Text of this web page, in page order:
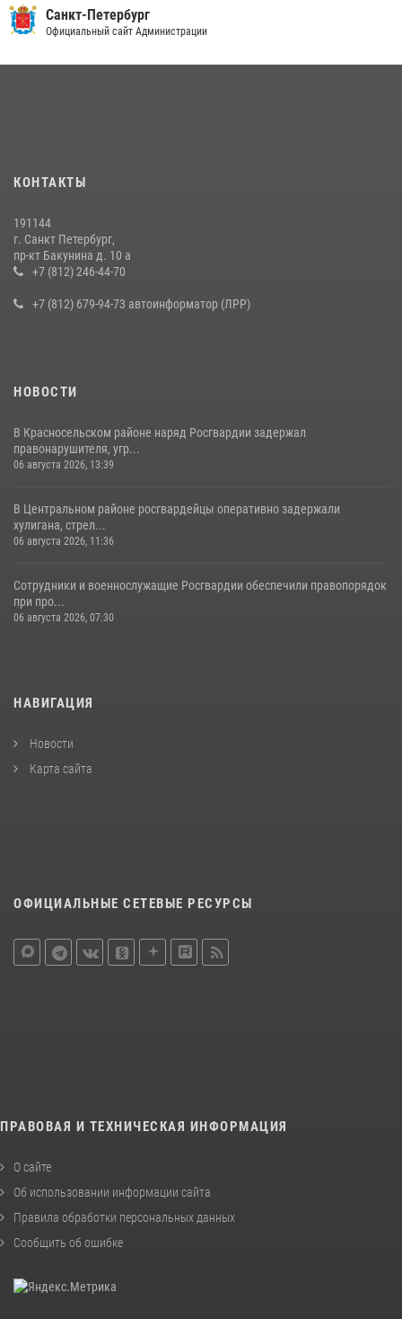
В Красногвардейском районе росгвардейцы задержали хулигана,
угрожавшего мужчине пневматическим пистолетом
на III Международном петербургском цифровом форуме
В Ленобласти сотрудники Росгвардии провели встречу с
воспитанниками детского клуба «Умные каникулы»
Санкт-Петербург
Официальный сайт Администрации
КОНТАКТЫ
191144
г. Санкт Петербург,
пр-кт Бакунина д. 10 а
+7 (812) 246-44-70
+7 (812) 679-94-73 автоинформатор (ЛРР)
НОВОСТИ
В Красносельском районе наряд Росгвардии задержал
правонарушителя, угр...
06 августа 2026, 13:39
В Центральном районе росгвардейцы оперативно задержали
хулигана, стрел...
06 августа 2026, 11:36
Сотрудники и военнослужащие Росгвардии обеспечили правопорядок
при про...
06 августа 2026, 07:30
НАВИГАЦИЯ
Новости
Карта сайта
ОФИЦИАЛЬНЫЕ СЕТЕВЫЕ РЕСУРСЫ
ПРАВОВАЯ И ТЕХНИЧЕСКАЯ ИНФОРМАЦИЯ
О сайте
Об использовании информации сайта
Правила обработки персональных данных
Сообщить об ошибке